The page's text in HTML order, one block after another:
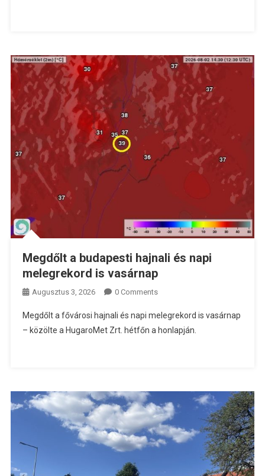
Megdőlt a budapesti hajnali és napi
melegrekord is vasárnap
Augusztus 3, 2026 0 Comments
Megdőlt a fővárosi hajnali és napi melegrekord is vasárnap
– közölte a HugaroMet Zrt. hétfőn a honlapján.